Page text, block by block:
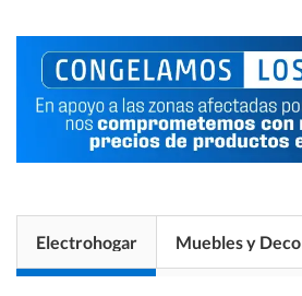
Electrohogar Muebles y Deco